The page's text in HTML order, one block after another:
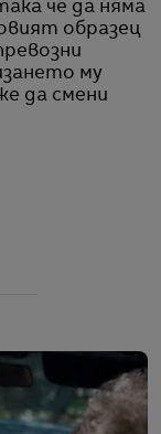
че да няма
образец
му
да смени